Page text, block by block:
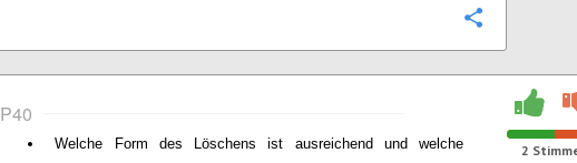
P40
Welche Form des Löschens ist ausreichend und welche
2